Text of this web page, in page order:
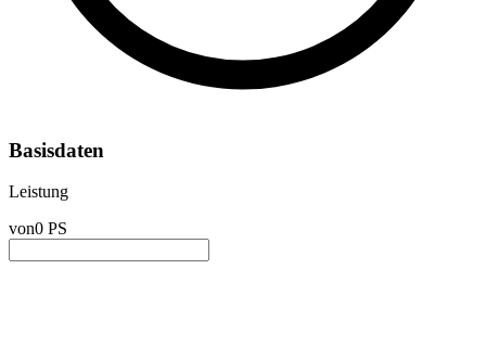
Basisdaten
Leistung
von0 PS